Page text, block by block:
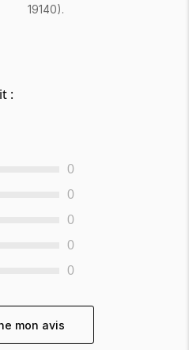
19140).
:
0
0
0
0
0
mon avis